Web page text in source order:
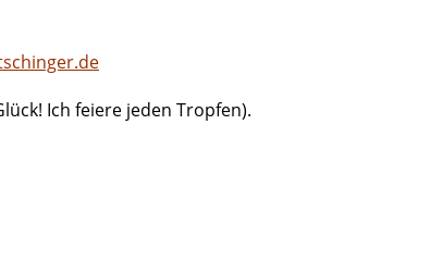
Ich feiere jeden Tropfen).